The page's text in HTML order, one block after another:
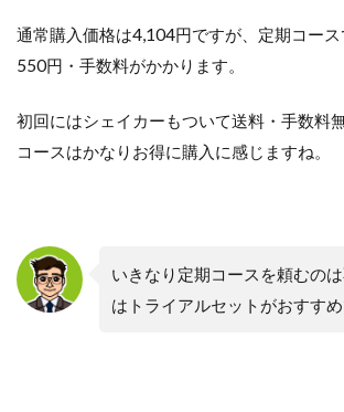
通常購入価格は4,104円ですが、定期コー
550円・手数料がかかります。
初回にはシェイカーもついて送料・手数料
コースはかなりお得に購入に感じますね。
いきなり定期コースを頼むの
はトライアルセットがおすすめ